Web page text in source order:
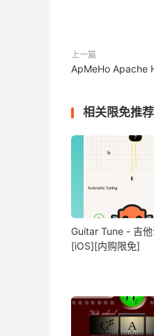
上一篇
ApMeHo Apache
相关限免推荐
Guitar Tune - 吉
[iOS][内购限免]